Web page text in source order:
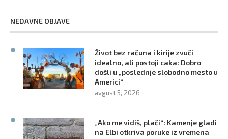
NEDAVNE OBJAVE
Život bez računa i kirije zvuči
idealno, ali postoji caka: Dobro
došli u „poslednje slobodno mesto u
Americi“
avgust 5, 2026
„Ako me vidiš, plači“: Kamenje gladi
na Elbi otkriva poruke iz vremena